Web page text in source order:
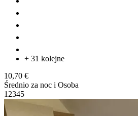
+ 31 kolejne
10,70 €
Średnio za noc i Osoba
1 2345